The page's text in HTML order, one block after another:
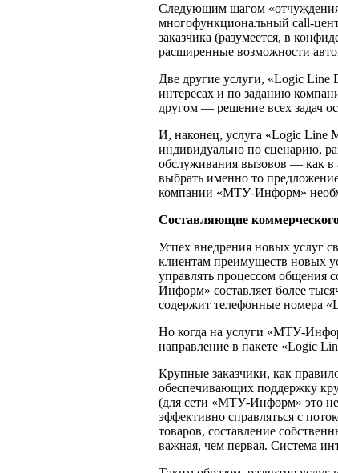
Следующим шагом
многофункциональный call-
заказчика (разумеется, в
расширенные возможности
Две другие услуги, «Logic
интересах и по заданию
другом — решение всех задач
И, наконец, услуга «Logic Line
индивидуально по сценарию,
обслуживания вызовов — как в
выбрать именно то
компании «МТУ-Информ»
Составляющие коммерческого
Успех внедрения новых услуг
клиентам преимуществ новых
управлять процессом общения
Информ» составляет более
содержит телефонные номера
Но когда на услуги «МТУ-
направление в пакете «Logic
Крупные заказчики, как
обеспечивающих поддержку
(для сети «МТУ-Информ» это не
эффективно справляться с
товаров, составление
важная, чем первая. Система